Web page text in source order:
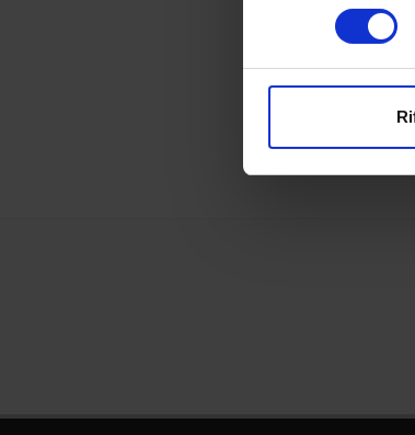
digitali).
modificare o